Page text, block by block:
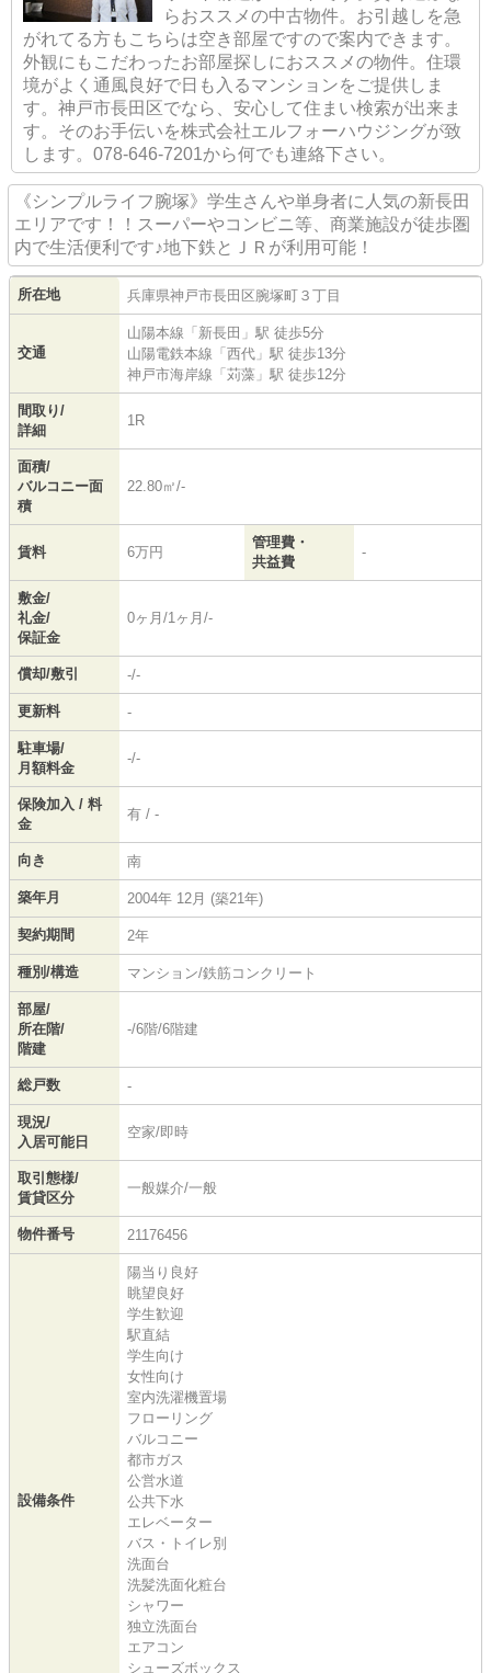
らおススメの中古物件。お引越しを急
がれてる方もこちらは空き部屋ですので案内できます。
外観にもこだわったお部屋探しにおススメの物件。住環
境がよく通風良好で日も入るマンションをご提供しま
す。神戸市長田区でなら、安心して住まい検索が出来ま
す。そのお手伝いを株式会社エルフォーハウジングが致
します。078-646-7201から何でも連絡下さい。
《シンプルライフ腕塚》学生さんや単身者に人気の新長田
エリアです！！スーパーやコンビニ等、商業施設が徒歩圏
内で生活便利です♪地下鉄とＪＲが利用可能！
所在地 兵庫県神戸市長田区腕塚町 ３丁目
交通
山陽本線 「 新長田 」駅 徒歩5分
山陽電鉄本線 「 西代 」駅 徒歩13分
神戸市海岸線 「 苅藻 」駅 徒歩12分
間取り/
詳細
1R
面積/
バルコニー面
積
22.80㎡/-
賃料 6万円
管理費・
共益費
-
敷金/
礼金/
保証金
0ヶ月/1ヶ月/-
償却/敷引 -/-
更新料 -
駐車場/
月額料金
-/-
保険加入 / 料
金
有 / -
向き 南
築年月 2004年 12月 (築21年)
契約期間 2年
種別/構造 マンション/鉄筋コンクリート
部屋/
所在階/
階建
-/6階/6階建
総戸数 -
現況/
入居可能日
空家/即時
取引態様/
賃貸区分
一般媒介/一般
物件番号 21176456
設備条件
陽当り良好
眺望良好
学生歓迎
駅直結
学生向け
女性向け
室内洗濯機置場
フローリング
バルコニー
都市ガス
公営水道
公共下水
エレベーター
バス・トイレ別
洗面台
洗髪洗面化粧台
シャワー
独立洗面台
エアコン
シューズボックス